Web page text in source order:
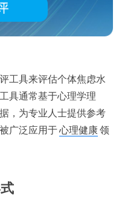
工具来评估个体焦虑水
具通常基于心理学理
，为专业人士提供参考
广泛应用于心理健康领